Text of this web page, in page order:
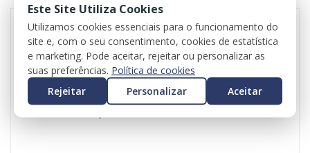
Para-choques traseiro para Audi A3 Limousine
Referência original: 8V5807511
Versão RSLine
Valor do iva incluído
Este Site Utiliza Cookies
Utilizamos cookies essenciais para o funcionamento do
site e, com o seu consentimento, cookies de estatística
e marketing. Pode aceitar, rejeitar ou personalizar as
suas preferências. Política de cookies
Rejeitar
Personalizar Aceitar